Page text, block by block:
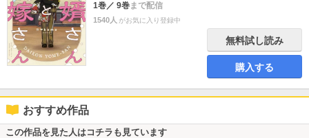
1巻／ 9巻まで配信
1540人 がお気に入り登録中
無料試し読み
購入する
おすすめ作品
この作品を見た人はコチラも見ています